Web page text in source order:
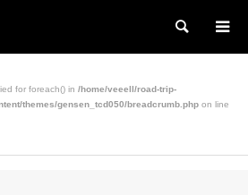
検索
for foreach() in /home/veeell/road-trip-
themes/gensen_tcd050/breadcrumb.php on line